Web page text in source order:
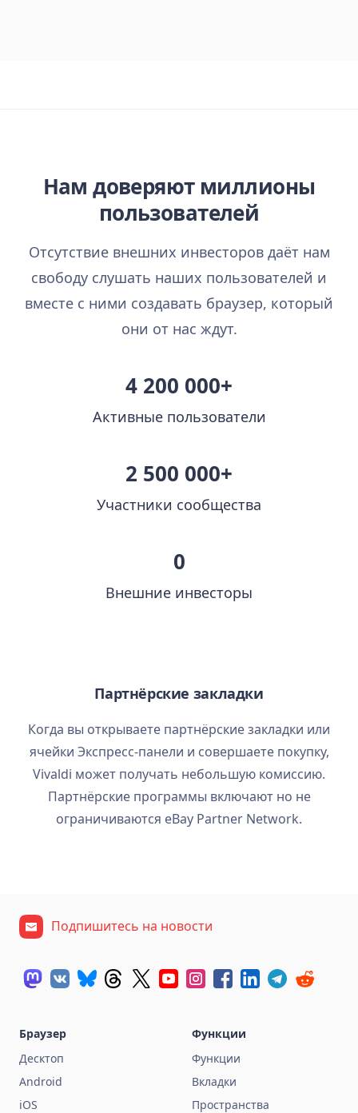
Нам доверяют миллионы
пользователей
Отсутствие внешних инвесторов даёт нам
свободу слушать наших пользователей и
вместе с ними создавать браузер, который
они от нас ждут.
4 200 000+
Активные пользователи
2 500 000+
Участники сообщества
0
Внешние инвесторы
Партнёрские закладки
Когда вы открываете партнёрские закладки или
ячейки Экспресс-панели и совершаете покупку,
Vivaldi может получать небольшую комиссию.
Партнёрские программы включают но не
ограничиваются eBay Partner Network.
Подпишитесь на новости
Браузер
Десктоп
Android
iOS
Функции
Функции
Вкладки
Пространства